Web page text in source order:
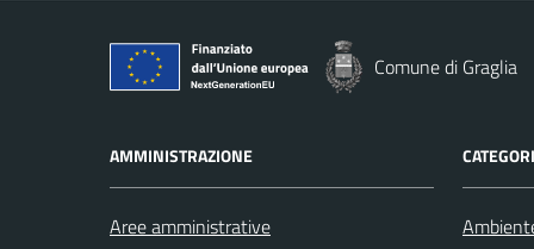
Comune di Graglia
AMMINISTRAZIONE
Aree amministrative